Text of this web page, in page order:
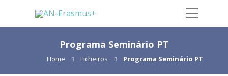
Programa Seminário PT
Home Ficheiros Programa Seminário PT